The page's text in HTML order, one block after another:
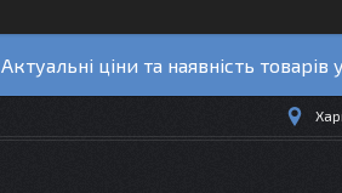
Актуальні ціни та наявність